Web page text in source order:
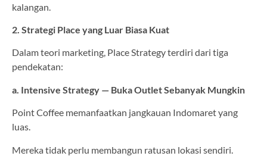
kalangan.
2. Strategi Place yang Luar Biasa Kuat
Dalam teori marketing, Place Strategy terdiri dari tiga
pendekatan:
a. Intensive Strategy — Buka Outlet Sebanyak Mungkin
Point Coffee memanfaatkan jangkauan Indomaret yang
luas.
Mereka tidak perlu membangun ratusan lokasi sendiri.